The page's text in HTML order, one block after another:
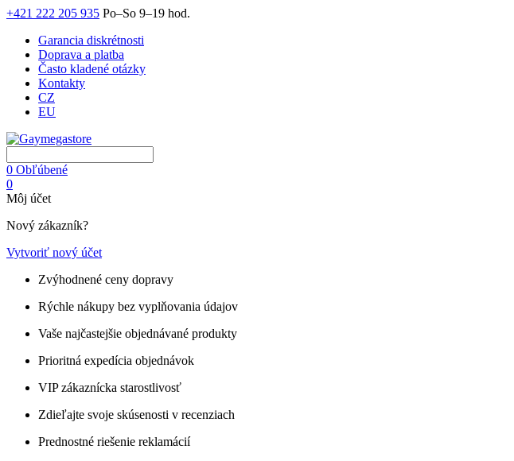
+421 222 205 935 Po–So 9–19 hod.
Garancia diskrétnosti
Doprava a platba
Často kladené otázky
Kontakty
CZ
EU
0 Obľúbené
0
Môj účet
Nový zákazník?
Vytvoriť nový účet
Zvýhodnené ceny dopravy
Rýchle nákupy bez vyplňovania údajov
Vaše najčastejšie objednávané produkty
Prioritná expedícia objednávok
VIP zákaznícka starostlivosť
Zdieľajte svoje skúsenosti v recenziach
Prednostné riešenie reklamácií